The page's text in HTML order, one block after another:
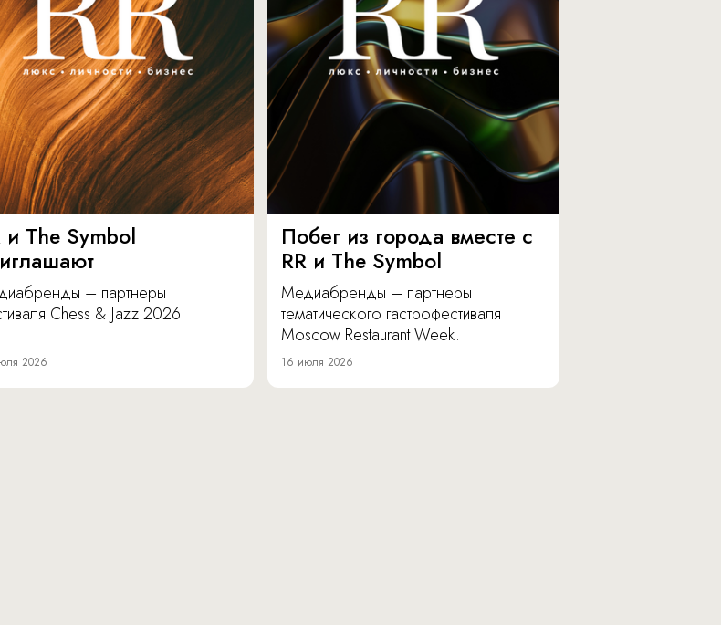
и The Symbol
– партнеры
Chess & Jazz 2026.
2026
Побег из города вместе с
RR и The Symbol
Медиабренды – партнеры
тематического гастрофестиваля
Moscow Restaurant Week.
16 июля 2026